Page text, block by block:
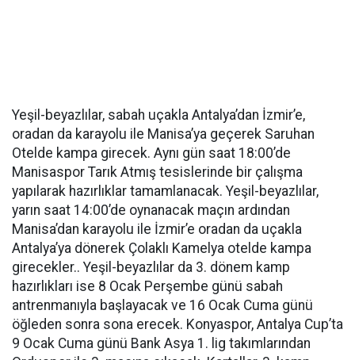
Yeşil-beyazlılar, sabah uçakla Antalya’dan İzmir’e,
oradan da karayolu ile Manisa’ya geçerek Saruhan
Otelde kampa girecek. Aynı gün saat 18:00’de
Manisaspor Tarık Atmış tesislerinde bir çalışma
yapılarak hazırlıklar tamamlanacak. Yeşil-beyazlılar,
yarın saat 14:00’de oynanacak maçın ardından
Manisa’dan karayolu ile İzmir’e oradan da uçakla
Antalya’ya dönerek Çolaklı Kamelya otelde kampa
girecekler.. Yeşil-beyazlılar da 3. dönem kamp
hazırlıkları ise 8 Ocak Perşembe günü sabah
antrenmanıyla başlayacak ve 16 Ocak Cuma günü
öğleden sonra sona erecek. Konyaspor, Antalya Cup’ta
9 Ocak Cuma günü Bank Asya 1. lig takımlarından